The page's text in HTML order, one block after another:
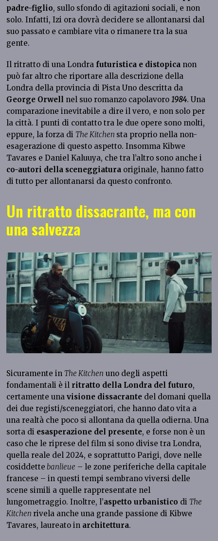
padre-figlio, sullo sfondo di agitazioni sociali, e non
solo. Infatti, Izi ora dovrà decidere se allontanarsi dal
suo passato e cambiare vita o rimanere tra la sua
gente.
Il ritratto di una Londra futuristica e distopica non
può far altro che riportare alla descrizione della
Londra della provincia di Pista Uno descritta da
George Orwell nel suo romanzo capolavoro 1984. Una
comparazione inevitabile a dire il vero, e non solo per
la città. I punti di contatto tra le due opere sono molti,
eppure, la forza di The Kitchen sta proprio nella non-
esagerazione di questo aspetto. Insomma Kibwe
Tavares e Daniel Kaluuya, che tra l’altro sono anche i
co-autori della sceneggiatura originale, hanno fatto
di tutto per allontanarsi da questo confronto.
Un ritratto dissacrante, ma con
una salvezza
Sicuramente in The Kitchen uno degli aspetti
fondamentali è il ritratto della Londra del futuro,
certamente unavisione dissacrante del domani quella
dei due registi/sceneggiatori, che hanno dato vita a
una realtà che poco si allontana da quella odierna. Una
sorta di esasperazione del presente, e forse non è un
caso che le riprese del film si sono divise tra Londra,
quella reale del 2024, e soprattutto Parigi, dove nelle
cosiddette banlieue – le zone periferiche della capitale
francese – in questi tempi sembrano viversi delle
scene simili a quelle rappresentate nel
lungometraggio. Inoltre, l’aspetto urbanistico di The
Kitchen rivela anche una grande passione di Kibwe
Tavares, laureato in architettura.